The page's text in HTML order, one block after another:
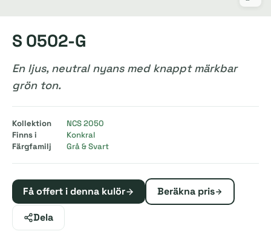
S 0502-G
En ljus, neutral nyans med knappt märkbar
grön ton.
Kollektion
NCS 2050
Finns i
Konkral
Färgfamilj
Grå & Svart
Få offert i denna kulör Beräkna pris
Dela